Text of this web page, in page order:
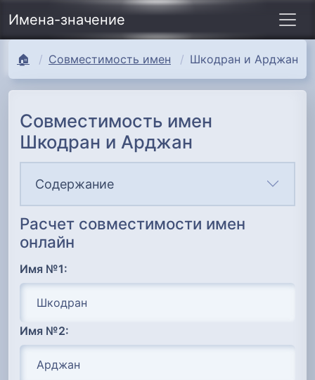
Имена-значение
🏠 Совместимость имен Шкодран и Арджан
Совместимость имен
Шкодран и Арджан
Содержание
Расчет совместимости имен
онлайн
Имя №1:
Имя №2: